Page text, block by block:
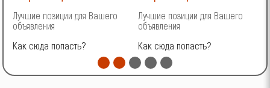
Лучшие позиции для Вашего
объявления
Как сюда попасть?
Лучшие позиции для Вашего
объявления
Как сюда попасть?